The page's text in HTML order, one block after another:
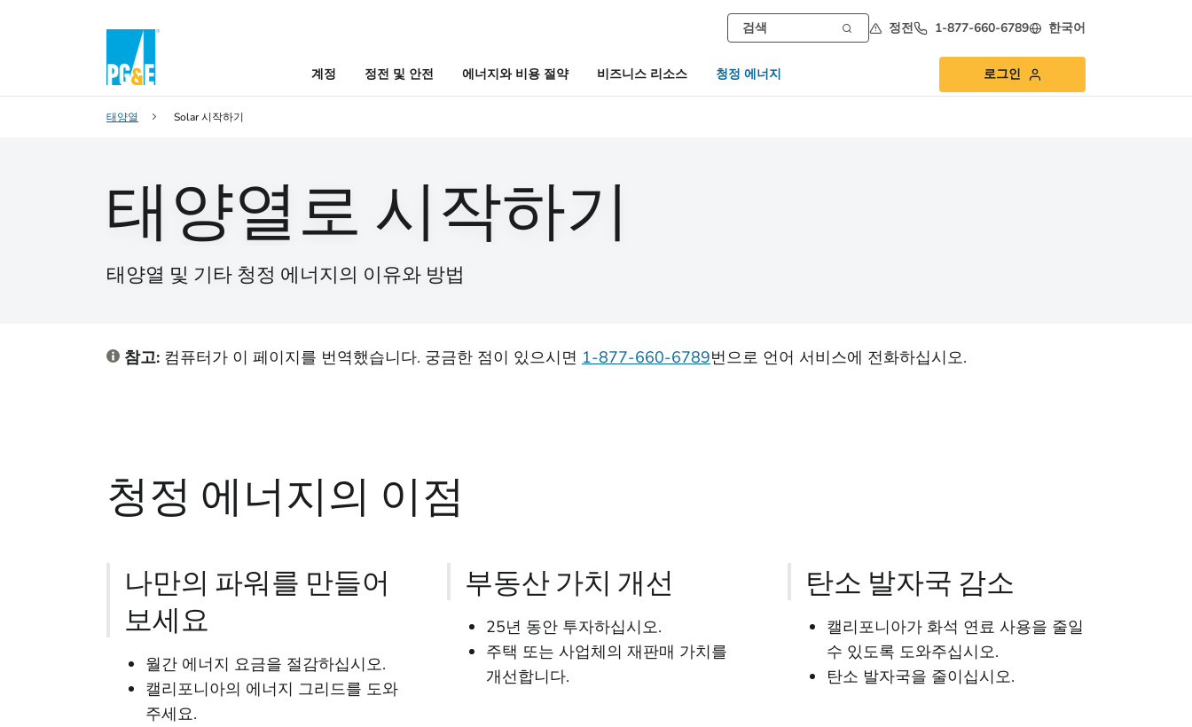
정전 1-877-660-6789 한국어
계정 정전 및 안전 에너지와 비용 절약 비즈니스 리소스 청정 에너지 로그인
태양열 Solar 시작하기
태양열로 시작하기
태양열 및 기타 청정 에너지의 이유와 방법
참고: 컴퓨터가 이 페이지를 번역했습니다. 궁금한 점이 있으시면 1-877-660-6789번으로 언어 서비스에 전화하십시오.
청정 에너지의 이점
나만의 파워를 만들어
보세요
월간 에너지 요금을 절감하십시오.
캘리포니아의 에너지 그리드를 도와
주세요.
부동산 가치 개선
25년 동안 투자하십시오.
주택 또는 사업체의 재판매 가치를
개선합니다.
탄소 발자국 감소
캘리포니아가 화석 연료 사용을 줄일
수 있도록 도와주십시오.
탄소 발자국을 줄이십시오.